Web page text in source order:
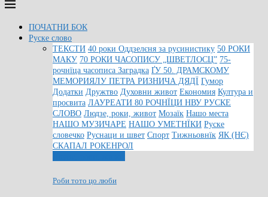
ПОЧАТНИ БОК
Руске слово
ТЕКСТИ 40 роки Оддзелєня за русинистику 50 РОКИ
МАКУ 70 РОКИ ЧАСОПИСУ „ШВЕТЛОСЦ” 75-
рочнїца часописа Заградка ҐУ 50. ДРАМСКОМУ
МЕМОРИЯЛУ ПЕТРА РИЗНИЧА ДЯДЇ Гумор
Додатки Дружтво Духовни живот Економия Култура и
просвита ЛАУРЕАТИ 80 РОЧНЇЦИ НВУ РУСКЕ
СЛОВО Людзе, роки, живот Мозаїк Нашо места
НАШО МУЗИЧАРЕ НАШО УМЕТНЇКИ Руске
словечко Руснаци и швет Спорт Тижньовнїк ЯК (НЄ)
СКАПАЛ РОКЕНРОЛ
Роби тото цо люби